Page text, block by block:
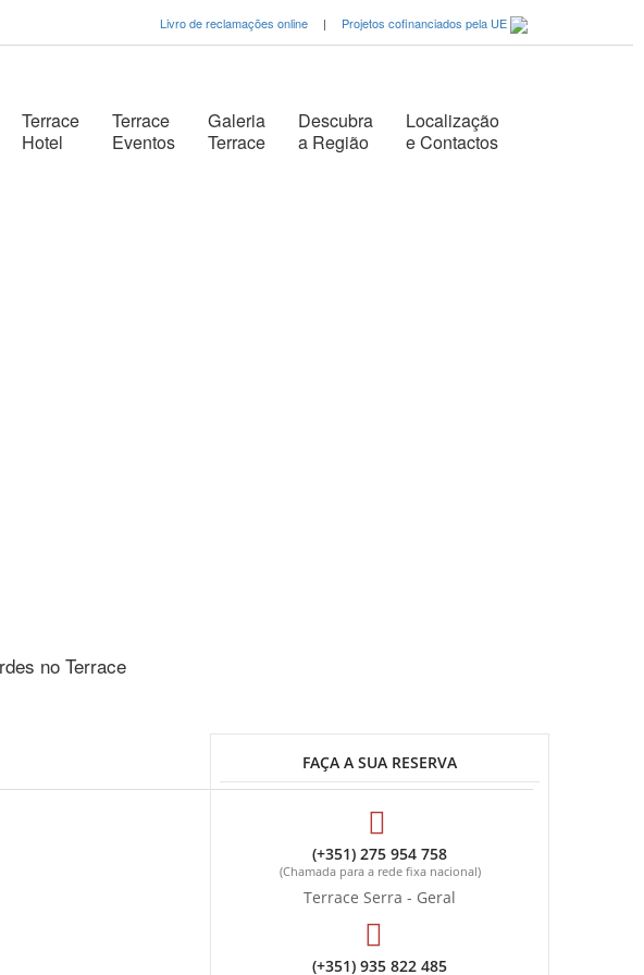
Livro de reclamações online | Projetos cofinanciados pela UE
Terrace
Hotel
Terrace
Eventos
Galeria
Terrace
Descubra
a Região
Localização
e Contactos
no Terrace
FAÇA A SUA RESERVA
(+351) 275 954 758
(Chamada para a rede fixa nacional)
Terrace Serra - Geral
(+351) 935 822 485